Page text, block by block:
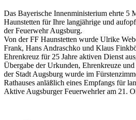
Das Bayerische Innenministerium ehrte 5
Haunstetten für Ihre langjährige und
der Feuerwehr Augsburg.
Von der FF Haunstetten wurde Ulrike
Frank, Hans Andraschko und Klaus
Ehrenkreuz für 25 Jahre aktiven Dienst
Übergabe der Urkunden, Ehrenkreuze und
der Stadt Augsburg wurde im
Rathauses anläßlich eines Empfangs für
Aktive Augsburger Feuerwehrler am 21.